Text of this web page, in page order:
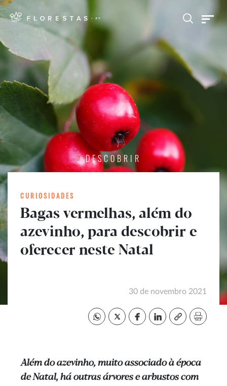
DESCOBRIR
CURIOSIDADES
Bagas vermelhas, além do
azevinho, para descobrir e
oferecer neste Natal
30 de novembro 2021
Além do azevinho, muito associado à época
de Natal, há outras árvores e arbustos com